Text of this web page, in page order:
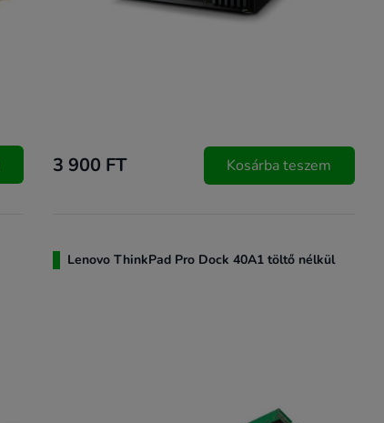
3 900 FT Kosárba teszem
Lenovo ThinkPad Pro Dock 40A1 töltő nélkül